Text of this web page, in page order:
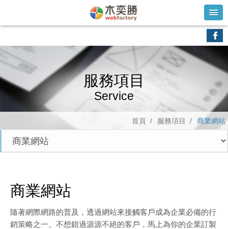
服務項目
Service
首頁 / 服務項目 / 商業網站
商業網站
隨著網際網路的普及，透過網站來接觸客戶成為企業必備的行
銷策略之一。不想錯過源源不絕的客戶，馬上為你的企業訂製